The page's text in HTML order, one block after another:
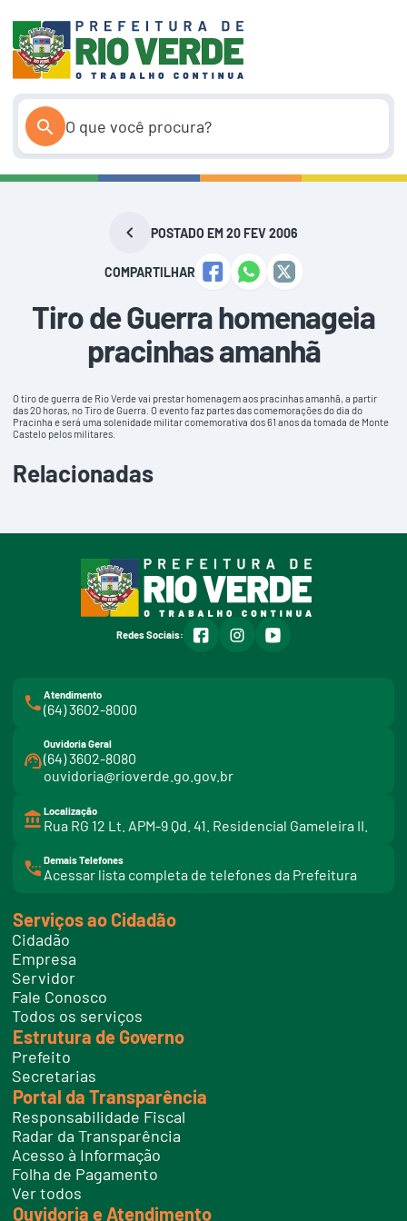
conteúdo
POSTADO EM 20 FEV 2006
COMPARTILHAR
Tiro de Guerra homenageia
pracinhas amanhã
O tiro de guerra de Rio Verde vai prestar homenagem aos pracinhas amanhã, a partir
das 20 horas, no Tiro de Guerra. O evento faz partes das comemorações do dia do
Pracinha e será uma solenidade militar comemorativa dos 61 anos da tomada de Monte
Castelo pelos militares.
Relacionadas
Redes Sociais: facebookinstagramyoutube
Atendimento
(64) 3602-8000
Ouvidoria Geral
(64) 3602-8080
ouvidoria@rioverde.go.gov.br
Localização
Rua RG 12 Lt. APM-9 Qd. 41. Residencial Gameleira II.
Demais Telefones
Acessar lista completa de telefones da Prefeitura
i
t
e
l
f
o
e
s
Serviços ao Cidadão
Cidadão
Empresa
Servidor
Fale Conosco
Todos os serviços
Estrutura de Governo
Prefeito
Secretarias
Portal da Transparência
Responsabilidade Fiscal
Radar da Transparência
Acesso à Informação
Folha de Pagamento
Ver todos
Ouvidoria e Atendimento